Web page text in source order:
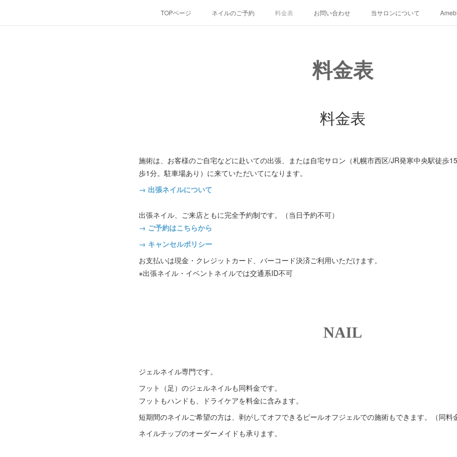
TOPページ ネイルのご予約 料金表 お問い合わせ 当サロンについて
料金表
料金表
施術は、お客様のご自宅などに赴いての出張、または自宅サロン（札幌市西区/JR発寒中央駅徒歩
歩1分。駐車場あり）に来ていただいてになります。
→ 出張ネイルについて
出張ネイル、ご来店ともに完全予約制です。（当日予約不可）
→ ご予約はこちらから
→ キャンセルポリシー
お支払いは現金・クレジットカード、バーコード決済ご利用いただけます。
※出張ネイル・イベントネイルでは交通系ID不可
NAIL
ジェルネイル専門です。
フット（足）のジェルネイルも同料金です。
フットもハンドも、ドライケアを料金に含みます。
短期間のネイルご希望の方は、剥がしてオフできるピールオフジェルでの施術もできます。（同料
ネイルチップのオーダーメイドも承ります。